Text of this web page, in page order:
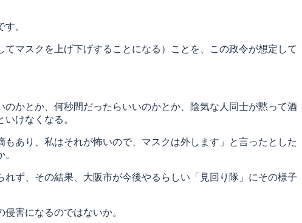
。
マスクを上げ下げすることになる）ことを、この政令が想定して
かとか、何秒間だったらいいのかとか、陰気な人同士が黙って酒
けなくなる。
あり、私はそれが怖いので、マスクは外します」と言ったとした
ず、その結果、大阪市が今後やるらしい「見回り隊」にその様子
害になるのではないか。